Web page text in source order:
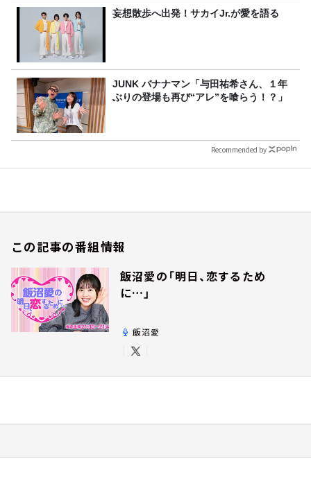
妄想散歩へ出発！サカイJr.が愛を語る
JUNK バナナマン「与田祐希さん、１年
ぶりの登場も再び“アレ”を喰らう！？」
Recommended by
この記事の番組情報
飯沼愛の「明日、恋するため
に…」
飯沼愛